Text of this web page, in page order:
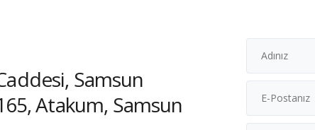
Samsun
Atakum, Samsun